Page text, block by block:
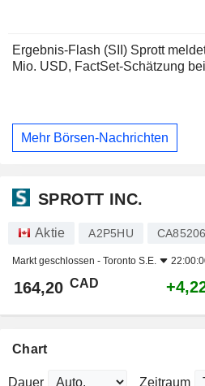
Ergebnis-Flash (SII) Sprott
Mio. USD, FactSet-Schätzung
Mehr Börsen-Nachrichten
SPROTT INC.
Aktie A2P5HU
Markt geschlossen - Toronto S.E.
164,20 CAD
Chart
Dauer Zeitraum